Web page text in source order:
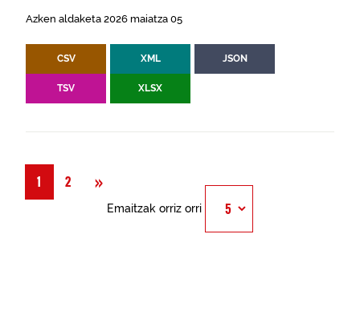
Azken aldaketa 2026 maiatza 05
CSV XML JSON
TSV XLSX
1 2 »
Emaitzak orriz orri